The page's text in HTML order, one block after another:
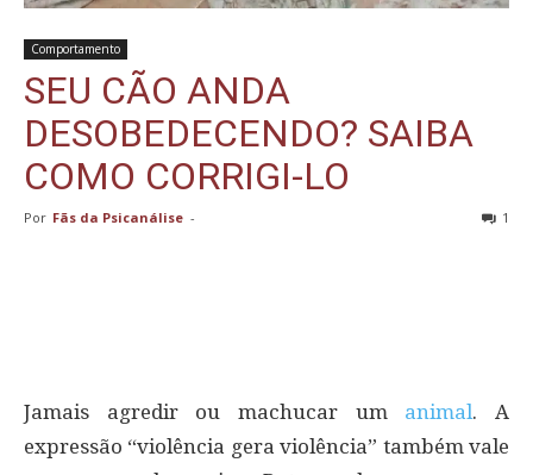
Comportamento
SEU CÃO ANDA
DESOBEDECENDO? SAIBA
COMO CORRIGI-LO
Por Fãs da Psicanálise - 1
Jamais agredir ou machucar um animal. A
expressão “violência gera violência” também vale